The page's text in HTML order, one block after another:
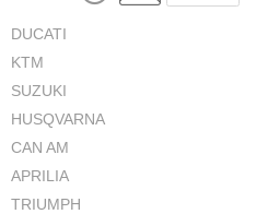
DUCATI
KTM
SUZUKI
HUSQVARNA
CAN AM
APRILIA
TRIUMPH